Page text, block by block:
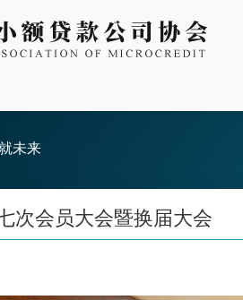
未来
次会员大会暨换届大会